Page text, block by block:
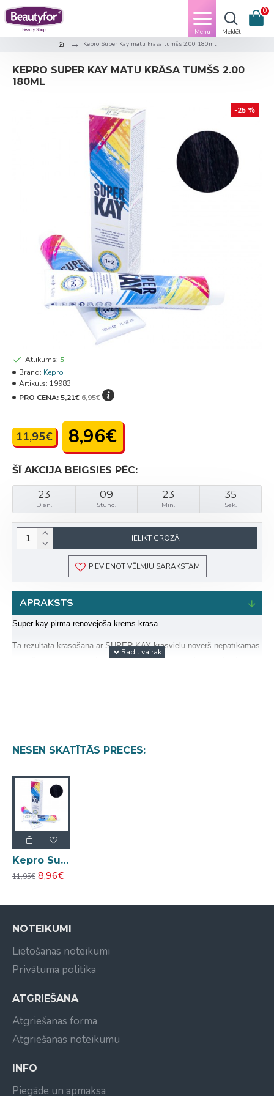
0
Kepro Super Kay matu krāsa tumšs 2.00 180ml
KEPRO SUPER KAY MATU KRĀSA TUMŠS 2.00
180ML
-25 %
ŠĪ AKCIJA BEIGSIES PĒC:
23
Dien.
09
Stund.
23
Min.
35
Sek.
11,95€ 8,96€
Atlikums: 5
Brand: Kepro
Artikuls: 19983
PRO CENA:5,21€6,95€
IELIKT GROZĀ
PIEVIENOT VĒLMJU SARAKSTAM
APRAKSTS
Super kay-pirmā renovējošā krēms-krāsa
Tā rezultātā krāsošana ar SUPER KAY krāsvielu novērš nepatīkamās
: ta sir kā trausls, blāvums un vājums attiecībā uz
NESEN SKATĪTĀS PRECES:
Kepro Super Kay matu krāsa tumšs 2.00 180ml
11,95€ 8,96€
NOTEIKUMI
Lietošanas noteikumi
Privātuma politika
ATGRIEŠANA
Atgriešanas forma
Atgriešanas noteikumu
INFO
Piegāde un apmaksa